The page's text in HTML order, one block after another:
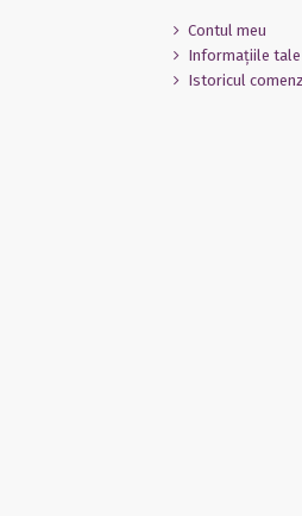
Contul meu
Informaţiile tale
Istoricul